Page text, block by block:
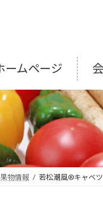
ームページ
物情報 若松潮風®キャベツ